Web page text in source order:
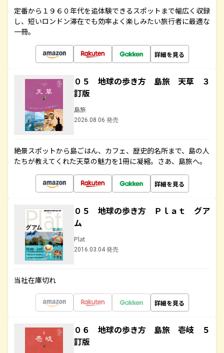
定番から１９６０年代を追体験できるスポットまで幅広く収録
し、短いロンドン滞在でも効率よく楽しみたい旅行者に最適な
一冊。
詳細を見る
０５ 地球の歩き方 島旅 天草 ３
訂版
島旅
2026.08.06 発売
絶景スポットから島ごはん、カフェ、歴史的名所まで、島の人
たちが教えてくれた天草の魅力を1冊に凝縮。さあ、島旅へ。
詳細を見る
０５ 地球の歩き方 Ｐｌａｔ グア
ム
Plat
2016.03.04 発売
当社在庫切れ
詳細を見る
０６ 地球の歩き方 島旅 壱岐 ５
訂版